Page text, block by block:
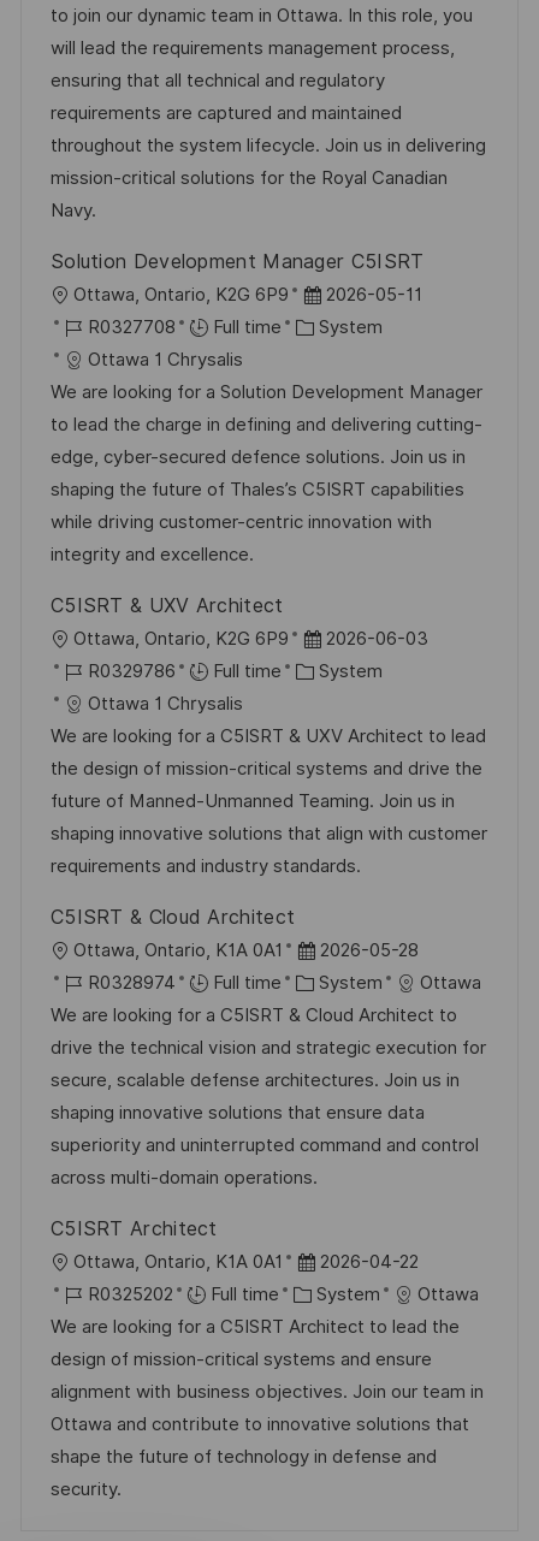
e
d
D
a
t
e
d
e
g
o
r
y
to join our dynamic team in Ottawa. In this role, you
will lead the requirements management process,
ensuring that all technical and regulatory
requirements are captured and maintained
throughout the system lifecycle. Join us in delivering
mission-critical solutions for the Royal Canadian
Navy.
Solution Development Manager C5ISRT
L
o
c
a
t
i
o
n
Ottawa, Ontario, K2G 6P9
P
o
t
e
d
D
a
2026-05-11
J
o
b
I
d
R0327708 Full time
C
t
e
g
o
r
System
Ottawa 1 Chrysalis
We are looking for a Solution Development Manager
to lead the charge in defining and delivering cutting-
edge, cyber-secured defence solutions. Join us in
shaping the future of Thales’s C5ISRT capabilities
while driving customer-centric innovation with
integrity and excellence.
C5ISRT & UXV Architect
L
o
c
a
t
i
o
n
Ottawa, Ontario, K2G 6P9
P
o
t
e
d
D
a
2026-06-03
J
o
b
I
d
R0329786 Full time
C
t
e
g
o
r
System
Ottawa 1 Chrysalis
We are looking for a C5ISRT & UXV Architect to lead
the design of mission-critical systems and drive the
future of Manned-Unmanned Teaming. Join us in
shaping innovative solutions that align with customer
requirements and industry standards.
C5ISRT & Cloud Architect
L
o
c
a
t
i
o
n
Ottawa, Ontario, K1A 0A1
P
o
s
t
e
d
D
a
2026-05-28
J
o
b
I
d
R0328974 Full time
C
a
t
e
g
o
r
System
Ottawa
We are looking for a C5ISRT & Cloud Architect to
drive the technical vision and strategic execution for
secure, scalable defense architectures. Join us in
shaping innovative solutions that ensure data
superiority and uninterrupted command and control
across multi-domain operations.
C5ISRT Architect
L
o
c
a
t
i
o
n
Ottawa, Ontario, K1A 0A1
P
o
s
t
e
d
D
2026-04-22
J
o
b
I
d
R0325202 Full time
C
a
t
e
g
o
System
Ottawa
We are looking for a C5ISRT Architect to lead the
design of mission-critical systems and ensure
alignment with business objectives. Join our team in
Ottawa and contribute to innovative solutions that
shape the future of technology in defense and
security.